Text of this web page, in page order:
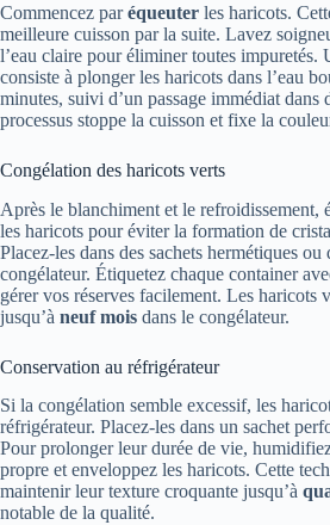
Commencez paréqueuter les haricots.
meilleure cuisson par la suite. Lavez
l’eau claire pour éliminer toutes
consiste à plonger les haricots dans l’eau
minutes, suivi d’un passage immédiat dans
processus stoppe la cuisson et fixe la
Congélation des haricots verts
Après le blanchiment et le refroidissement,
les haricots pour éviter la formation de
Placez-les dans des sachets hermétiques ou
congélateur. Étiquetez chaque container
gérer vos réserves facilement. Les haricots
jusqu’à neuf mois dans le congélateur.
Conservation au réfrigérateur
Si la congélation semble excessif, les
réfrigérateur. Placez-les dans un sachet
Pour prolonger leur durée de vie,
propre et enveloppez les haricots. Cette
maintenir leur texture croquante jusqu’à
notable de la qualité.